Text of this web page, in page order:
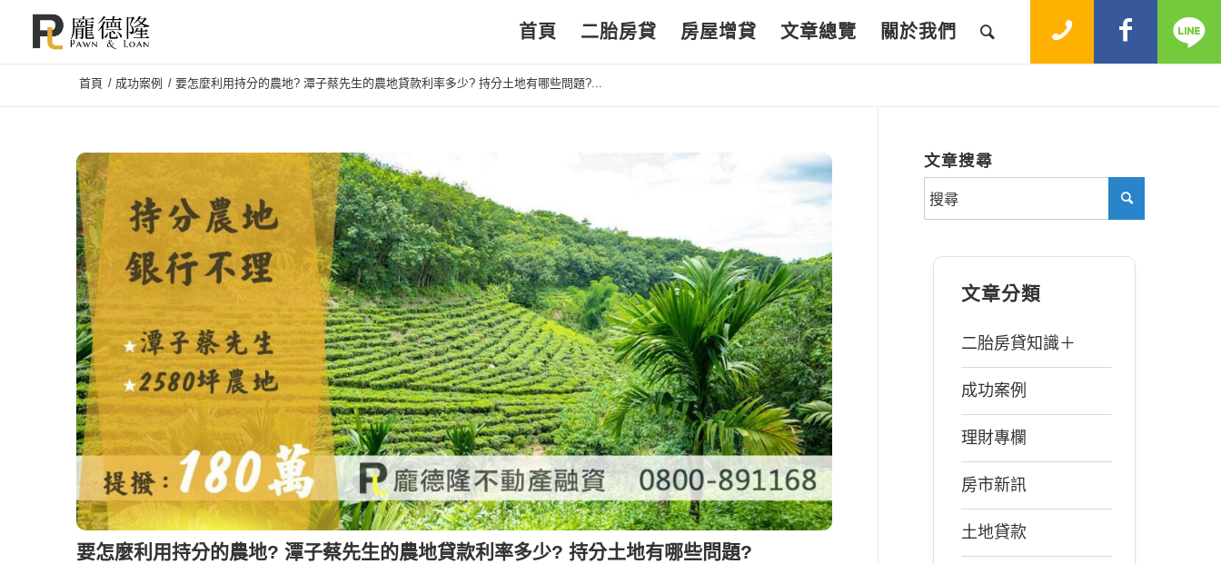
首頁 二胎房貸 房屋增貸 文章總覽 關於我們
首頁 / 成功案例 / 要怎麼利用持分的農地? 潭子蔡先生的農地貸款利率多少? 持分土地有哪些問題?...
要怎麼利用持分的農地? 潭子蔡先生的農地貸款利率多少? 持分土地有哪些問題?
文章搜尋
文章分類
二胎房貸知識＋
成功案例
理財專欄
房市新訊
土地貸款